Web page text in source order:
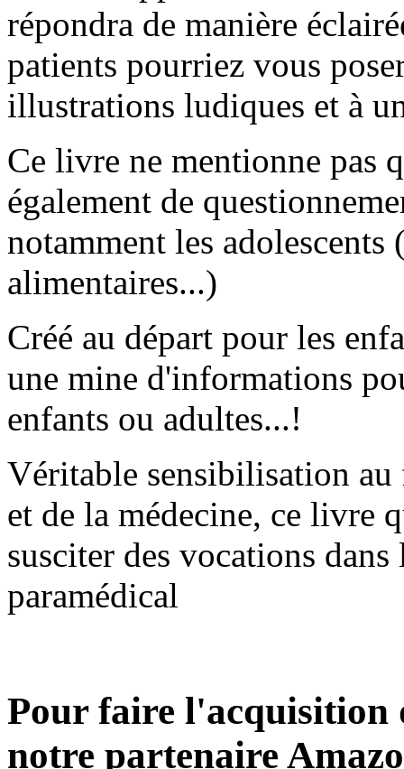
répondra de manière
patients pourriez vous
illustrations ludiques et à
Ce livre ne mentionne pas
également de
notamment les
alimentaires...)
Créé au départ pour les
une mine d'informations
enfants ou adultes...!
Véritable sensibilisation
et de la médecine, ce livre
susciter des vocations
paramédical
Pour faire l'acquisition
notre partenaire